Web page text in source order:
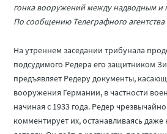
гонка вооружений между надводным
По сообщению Телеграфного агентства
На утреннем заседании трибунала
подсудимого Редера его защитником
предъявляет Редеру документы,
вооружения Германии, в частности
начиная с 1933 года. Редер
комментирует их, останавливаясь даже